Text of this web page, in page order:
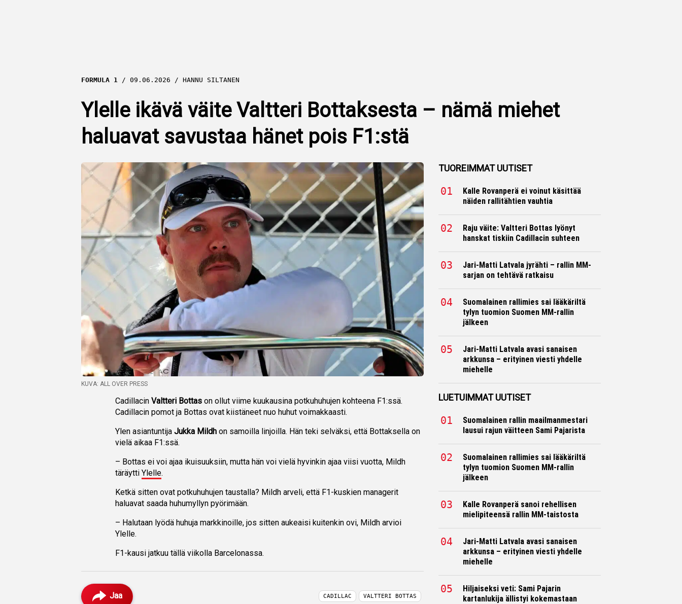
FORMULA 1 09.06.2026 HANNU SILTANEN
Ylelle ikävä väite Valtteri Bottaksesta – nämä miehet
haluavat savustaa hänet pois F1:stä
KUVA: ALL OVER PRESS
CadillacinValtteri Bottas on ollut viime kuukausina potkuhuhujen kohteena F1:ssä.
Cadillacin pomot ja Bottas ovat kiistäneet nuo huhut voimakkaasti.
Ylen asiantuntijaJukka Mildh on samoilla linjoilla. Hän teki selväksi, että Bottaksella on
vielä aikaa F1:ssä.
– Bottas ei voi ajaa ikuisuuksiin, mutta hän voi vielä hyvinkin ajaa viisi vuotta, Mildh
täräyttiYlelle.
Ketkä sitten ovat potkuhuhujen taustalla? Mildh arveli, että F1-kuskien managerit
haluavat saada huhumyllyn pyörimään.
– Halutaan lyödä huhuja markkinoille, jos sitten aukeaisi kuitenkin ovi, Mildh arvioi
Ylelle.
F1-kausi jatkuu tällä viikolla Barcelonassa.
Jaa CADILLAC VALTTERI BOTTAS
TUOREIMMAT UUTISET
Kalle Rovanperä ei voinut käsittää
näiden rallitähtien vauhtia
Raju väite: Valtteri Bottas lyönyt
hanskat tiskiin Cadillacin suhteen
Jari-Matti Latvala jyrähti – rallin MM-
sarjan on tehtävä ratkaisu
Suomalainen rallimies sai lääkäriltä
tylyn tuomion Suomen MM-rallin
jälkeen
Jari-Matti Latvala avasi sanaisen
arkkunsa – erityinen viesti yhdelle
miehelle
LUETUIMMAT UUTISET
Suomalainen rallin maailmanmestari
lausui rajun väitteen Sami Pajarista
Suomalainen rallimies sai lääkäriltä
tylyn tuomion Suomen MM-rallin
jälkeen
Kalle Rovanperä sanoi rehellisen
mielipiteensä rallin MM-taistosta
Jari-Matti Latvala avasi sanaisen
arkkunsa – erityinen viesti yhdelle
miehelle
Hiljaiseksi veti: Sami Pajarin
kartanlukija ällistyi kokemastaan